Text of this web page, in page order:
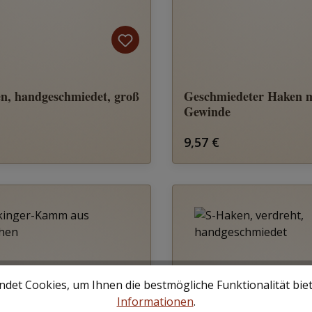
handgeschmiedet, groß
Preis:
Geschmiedeter Haken
Gewinde
Regulärer Preis:
9,57 €
Cookies, um Ihnen die bestmögliche Funktionalität
Informationen.